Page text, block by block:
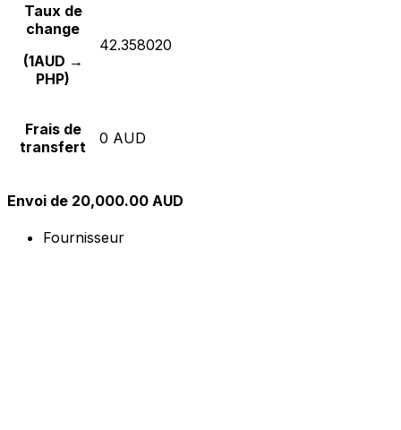
Taux de
change
(1AUD →
PHP)
42.358020
Frais de
transfert
0 AUD
Envoi de 20,000.00 AUD
Fournisseur